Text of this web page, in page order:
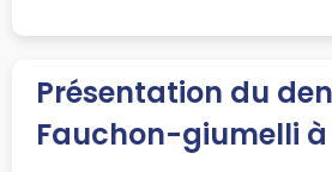
Présentation du
Fauchon-giumelli à